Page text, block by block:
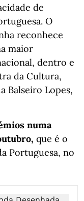
de
O
reconhece
maior
dentro e
da Cultura,
Balseiro Lopes,
numa
que é o
Portuguesa, no